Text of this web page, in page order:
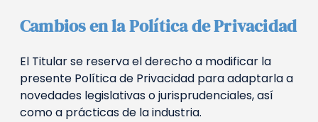
Cambios en la Política de Privacidad
El Titular se reserva el derecho a modificar la
presente Política de Privacidad para adaptarla a
novedades legislativas o jurisprudenciales, así
como a prácticas de la industria.